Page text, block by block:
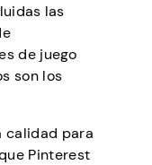
las
de juego
son los
calidad para
Pinterest